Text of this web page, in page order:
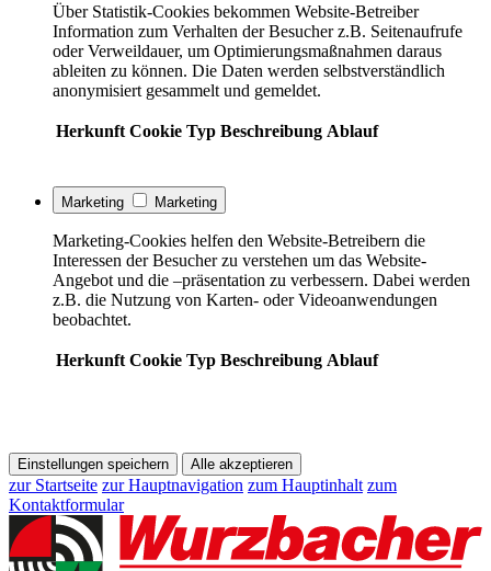
Über Statistik-Cookies bekommen Website-Betreiber
Information zum Verhalten der Besucher z.B. Seitenaufrufe
oder Verweildauer, um Optimierungsmaßnahmen daraus
ableiten zu können. Die Daten werden selbstverständlich
anonymisiert gesammelt und gemeldet.
Herkunft Cookie Typ Beschreibung Ablauf
Marketing Marketing
Marketing-Cookies helfen den Website-Betreibern die
Interessen der Besucher zu verstehen um das Website-
Angebot und die –präsentation zu verbessern. Dabei werden
z.B. die Nutzung von Karten- oder Videoanwendungen
beobachtet.
Herkunft Cookie Typ Beschreibung Ablauf
Einstellungen speichern Alle akzeptieren
zur Startseite zur Hauptnavigation zum Hauptinhalt zum
Kontaktformular